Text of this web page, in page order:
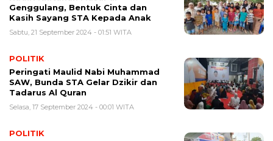
Genggulang, Bentuk Cinta dan
Kasih Sayang STA Kepada Anak
Sabtu, 21 September 2024 - 01:51 WITA
POLITIK
Peringati Maulid Nabi Muhammad
SAW, Bunda STA Gelar Dzikir dan
Tadarus Al Quran
Selasa, 17 September 2024 - 00:01 WITA
POLITIK